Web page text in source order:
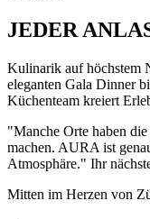
JEDER
Kulinarik auf höchstem
eleganten Gala Dinner
Küchenteam kreiert
"Manche Orte haben
machen. AURA ist
Atmosphäre." Ihr
Mitten im Herzen von